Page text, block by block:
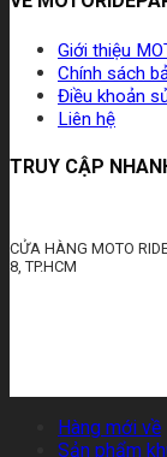
Giới thiệu
Chính sách
Điều khoản
Liên hệ
TRUY CẬP
CỬA HÀNG MOTO
8, TP.HCM
Hàng mới về
Sản phẩm